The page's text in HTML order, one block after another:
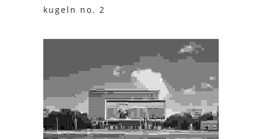
kugeln no. 2